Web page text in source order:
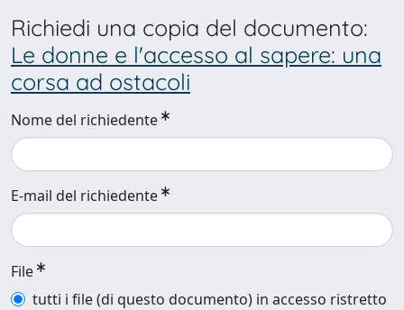
Richiedi una copia del documento:
Le donne e l'accesso al sapere: una
corsa ad ostacoli
Nome del richiedente
E-mail del richiedente
File
tutti i file (di questo documento) in accesso ristretto